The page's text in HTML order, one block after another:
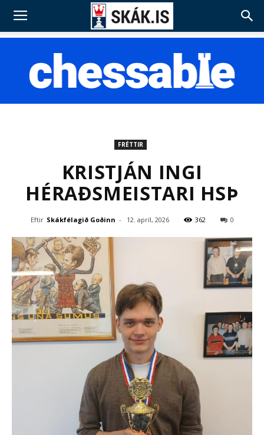
FRÉTTIR
KRISTJÁN INGI
HÉRAÐSMEISTARI HSÞ
Eftir Skákfélagið Goðinn - 12. apríl, 2026 362 0